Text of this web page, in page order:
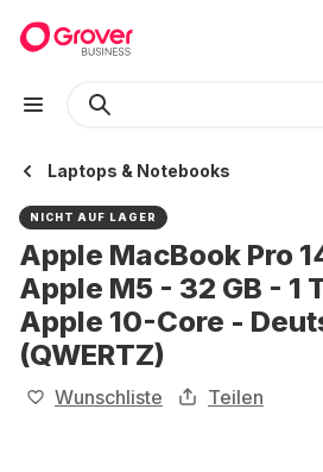
Laptops & Notebooks
NICHT AUF LAGER
Apple MacBook Pro
Apple M5 - 32 GB - 1
Apple 10-Core -
(QWERTZ)
Wunschliste Teilen